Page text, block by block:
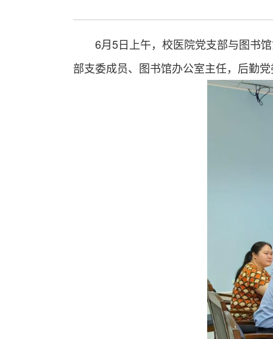
6月5日上午，校医院党支部与图书
部支委成员、图书馆办公室主任，后勤